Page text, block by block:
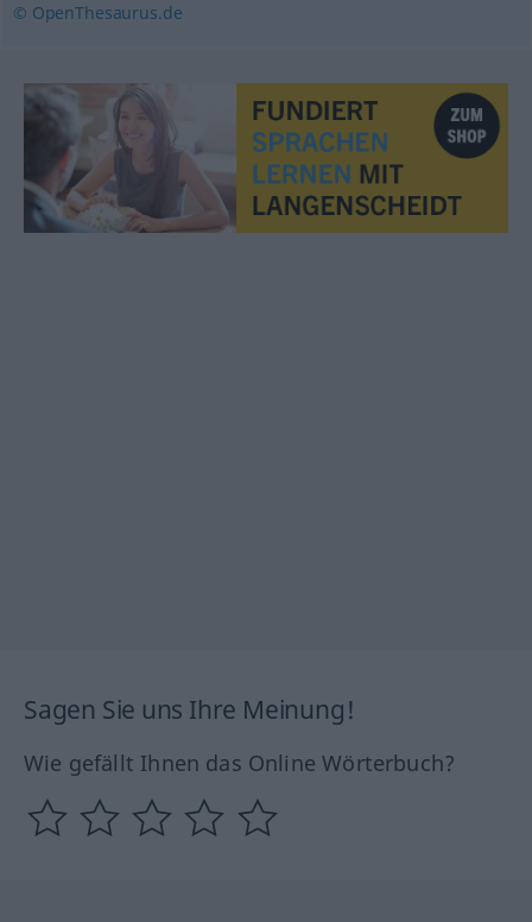
© OpenThesaurus.de
Sagen Sie uns Ihre Meinung!
Wie gefällt Ihnen das Online Wörterbuch?